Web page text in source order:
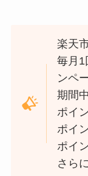
楽天
毎月1
ンペ
期間
ポイ
ポイ
ポイ
さら